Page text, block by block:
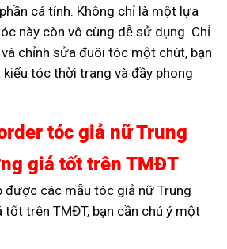
cá tính. Không chỉ là một lựa
này còn vô cùng dễ sử dụng. Chỉ
chỉnh sửa đuôi tóc một chút, bạn
tóc thời trang và đầy phong
tóc giả nữ Trung
giá tốt trên TMĐT
được các mẫu tóc giả nữ Trung
trên TMĐT, bạn cần chú ý một